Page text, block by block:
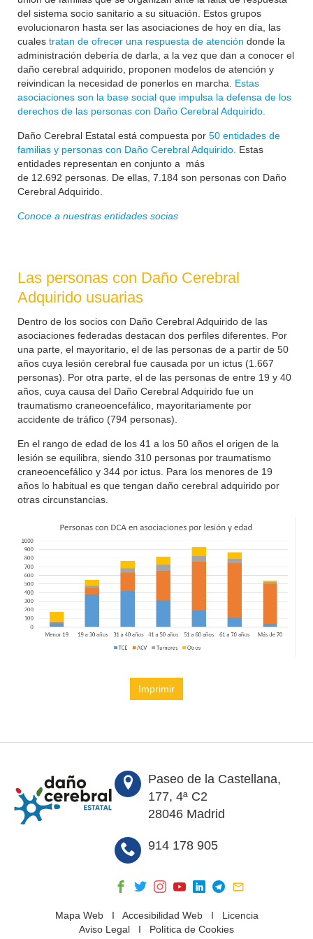
del sistema socio sanitario a su situación. Estos grupos
evolucionaron hasta ser las asociaciones de hoy en día, las
cuales tratan de ofrecer una respuesta de atención donde la
administración debería de darla, a la vez que dan a conocer el
daño cerebral adquirido, proponen modelos de atención y
reivindican la necesidad de ponerlos en marcha. Estas
asociaciones son la base social que impulsa la defensa de los
derechos de las personas con Daño Cerebral Adquirido.
Daño Cerebral Estatal está compuesta por 50 entidades de
familias y personas con Daño Cerebral Adquirido. Estas
entidades representan en conjunto a más
de 12.692 personas. De ellas, 7.184 son personas con Daño
Cerebral Adquirido.
Conoce a nuestras entidades socias
Las personas con Daño Cerebral
Adquirido usuarias
Dentro de los socios con Daño Cerebral Adquirido de las
asociaciones federadas destacan dos perfiles diferentes. Por
una parte, el mayoritario, el de las personas de a partir de 50
años cuya lesión cerebral fue causada por un ictus (1.667
personas). Por otra parte, el de las personas de entre 19 y 40
años, cuya causa del Daño Cerebral Adquirido fue un
traumatismo craneoencefálico, mayoritariamente por
accidente de tráfico (794 personas).
En el rango de edad de los 41 a los 50 años el origen de la
lesión se equilibra, siendo 310 personas por traumatismo
craneoencefálico y 344 por ictus. Para los menores de 19
años lo habitual es que tengan daño cerebral adquirido por
otras circunstancias.
Imprimir
Paseo de la Castellana,
177, 4ª C2
28046 Madrid
914 178 905
Mapa WebI Accesibilidad WebI Licencia
Aviso Legal I Política de Cookies